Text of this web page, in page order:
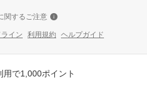
関するご注意
イン 利用規約 ヘルプガイド
で1,000ポイント